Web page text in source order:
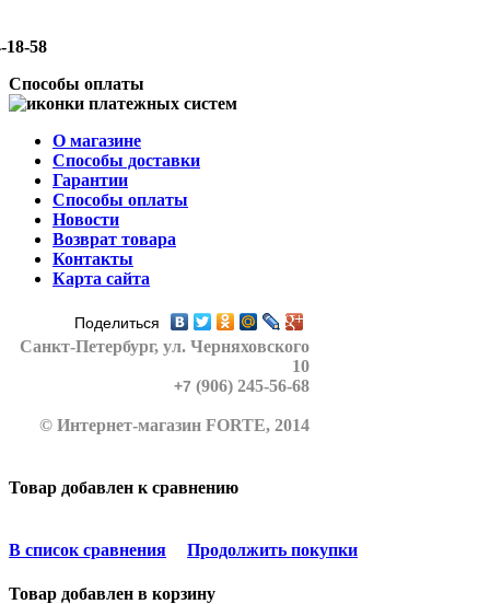
18-58
Способы оплаты
О магазине
Способы доставки
Гарантии
Способы оплаты
Новости
Возврат товара
Контакты
Карта сайта
Поделиться
Санкт-Петербург, ул. Черняховского
10
+7 (906) 245-56-68
© Интернет-магазин FORTE, 2014
Товар добавлен к сравнению
В список сравнения Продолжить покупки
Товар добавлен в корзину